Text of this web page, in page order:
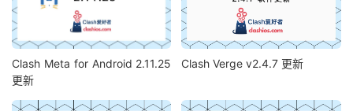
Clash Meta for Android 2.11.25
更新
Clash Verge v2.4.7 更新